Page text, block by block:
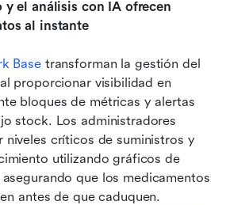
y el análisis con IA ofrecen
al instante
Base transforman la gestión del
proporcionar visibilidad en
bloques de métricas y alertas
stock. Los administradores
niveles críticos de suministros y
utilizando gráficos de
que los medicamentos
antes de que caduquen.